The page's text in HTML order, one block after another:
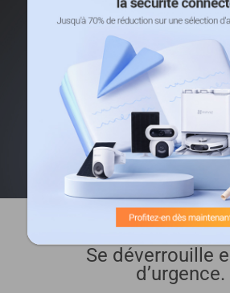
*10 fois/jour pour une durée de vie de la
Se déverrouille
d’urgence.